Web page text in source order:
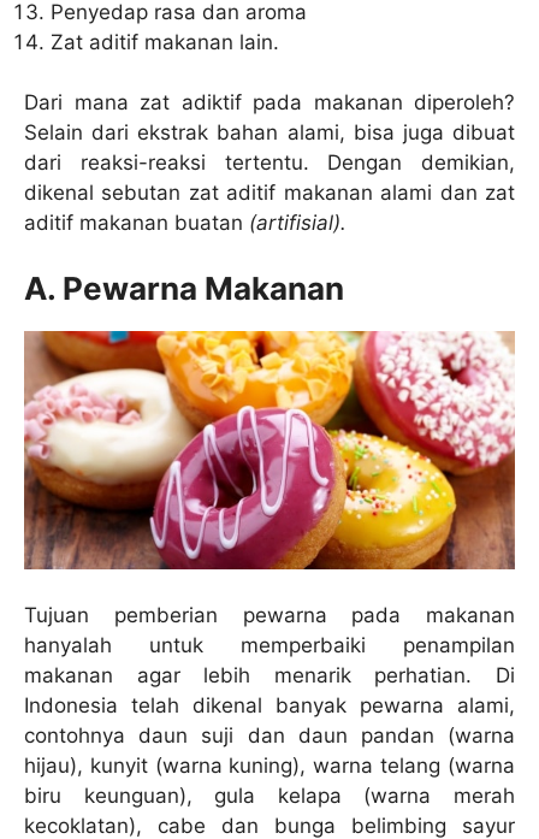
Penyedap rasa dan aroma
Zat aditif makanan lain.
Dari mana zat adiktif pada makanan diperoleh?
Selain dari ekstrak bahan alami, bisa juga dibuat
dari reaksi-reaksi tertentu. Dengan demikian,
dikenal sebutan zat aditif makanan alami dan zat
aditif makanan buatan (artifisial).
A. Pewarna Makanan
Tujuan pemberian pewarna pada makanan
hanyalah untuk memperbaiki penampilan
makanan agar lebih menarik perhatian. Di
Indonesia telah dikenal banyak pewarna alami,
contohnya daun suji dan daun pandan (warna
hijau), kunyit (warna kuning), warna telang (warna
biru keunguan), gula kelapa (warna merah
kecoklatan), cabe dan bunga belimbing sayur